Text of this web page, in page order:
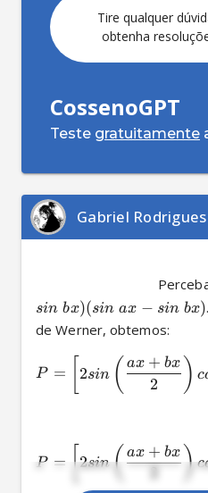
Tire qualquer
obtenha
CossenoGPT
Teste gratuitamente
Gabriel Rodrigues
sin bx)(sin ax − sin bx)
P = 2sin ( 2
ax + bx )
P = [2sin( 2
ax + bx )